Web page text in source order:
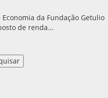
da Fundação Getulio
de renda...